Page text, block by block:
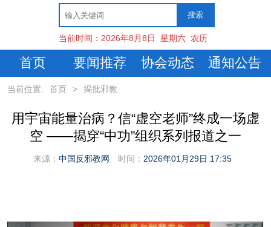
当前时间： 2026年8月8日 星期六 农历
首页 要闻推荐 协会动态 通知公告
当前位置: 首页 > 揭批邪教
用宇宙能量治病？信“虚空老师”终成一场虚
空 ——揭穿“中功”组织系列报道之一
来源： 中国反邪教网 时间： 2026年01月29日 17:35